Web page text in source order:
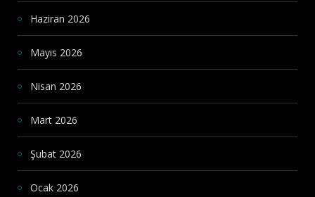
Haziran 2026
Mayıs 2026
Nisan 2026
Mart 2026
Şubat 2026
Ocak 2026